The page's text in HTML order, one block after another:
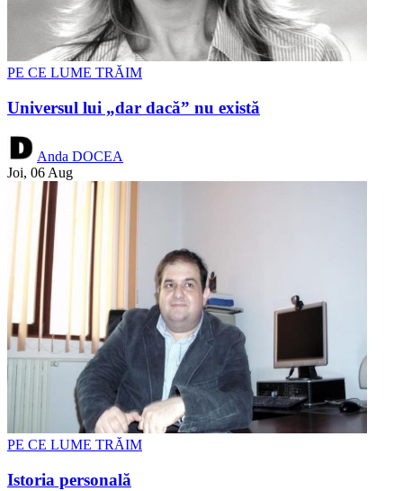
PE CE LUME TRĂIM
Universul lui „dar dacă” nu există
Anda DOCEA
Joi, 06 Aug
PE CE LUME TRĂIM
Istoria personală